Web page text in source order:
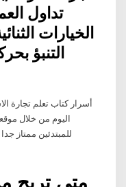
تداول
الخيارات
التنبؤ
أسرار كتاب تعلم تجارة
اليوم من خلال
للمبتدئين ممتاز
متى تربح